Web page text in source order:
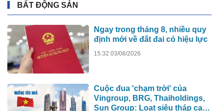
BẤT ĐỘNG SẢN
Ngay trong tháng 8, nhiều quy
định mới về đất đai có hiệu lực
15:32 03/08/2026
Cuộc đua 'chạm trời' của
Vingroup, BRG, Thaiholdings,
Sun Group: Loạt siêu tháp cao